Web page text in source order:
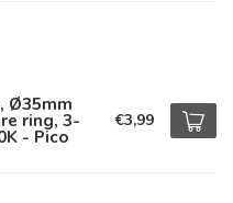
Ø35mm
ring, 3-
- Pico
€3,99